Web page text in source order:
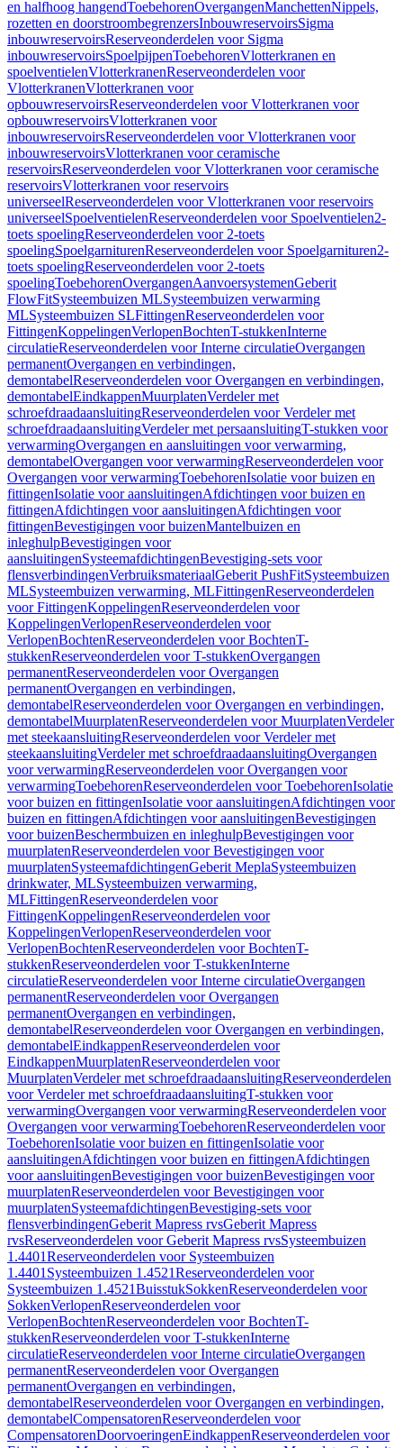
en halfhoog hangendToebehorenOvergangenManchettenNippels,
rozetten en doorstroombegrenzersInbouwreservoirsSigma
inbouwreservoirsReserveonderdelen voor Sigma
inbouwreservoirsSpoelpijpenToebehorenVlotterkranen en
spoelventielenVlotterkranenReserveonderdelen voor
VlotterkranenVlotterkranen voor
opbouwreservoirsReserveonderdelen voor Vlotterkranen voor
opbouwreservoirsVlotterkranen voor
inbouwreservoirsReserveonderdelen voor Vlotterkranen voor
inbouwreservoirsVlotterkranen voor ceramische
reservoirsReserveonderdelen voor Vlotterkranen voor ceramische
reservoirsVlotterkranen voor reservoirs
universeelReserveonderdelen voor Vlotterkranen voor reservoirs
universeelSpoelventielenReserveonderdelen voor Spoelventielen2-
toets spoelingReserveonderdelen voor 2-toets
spoelingSpoelgarniturenReserveonderdelen voor Spoelgarnituren2-
toets spoelingReserveonderdelen voor 2-toets
spoelingToebehorenOvergangenAanvoersystemenGeberit
FlowFitSysteembuizen MLSysteembuizen verwarming
MLSysteembuizen SLFittingenReserveonderdelen voor
FittingenKoppelingenVerlopenBochtenT-stukkenInterne
circulatieReserveonderdelen voor Interne circulatieOvergangen
permanentOvergangen en verbindingen,
demontabelReserveonderdelen voor Overgangen en verbindingen,
demontabelEindkappenMuurplatenVerdeler met
schroefdraadaansluitingReserveonderdelen voor Verdeler met
schroefdraadaansluitingVerdeler met persaansluitingT-stukken voor
verwarmingOvergangen en aansluitingen voor verwarming,
demontabelOvergangen voor verwarmingReserveonderdelen voor
Overgangen voor verwarmingToebehorenIsolatie voor buizen en
fittingenIsolatie voor aansluitingenAfdichtingen voor buizen en
fittingenAfdichtingen voor aansluitingenAfdichtingen voor
fittingenBevestigingen voor buizenMantelbuizen en
inleghulpBevestigingen voor
aansluitingenSysteemafdichtingenBevestiging-sets voor
flensverbindingenVerbruiksmateriaalGeberit PushFitSysteembuizen
MLSysteembuizen verwarming, MLFittingenReserveonderdelen
voor FittingenKoppelingenReserveonderdelen voor
KoppelingenVerlopenReserveonderdelen voor
VerlopenBochtenReserveonderdelen voor BochtenT-
stukkenReserveonderdelen voor T-stukkenOvergangen
permanentReserveonderdelen voor Overgangen
permanentOvergangen en verbindingen,
demontabelReserveonderdelen voor Overgangen en verbindingen,
demontabelMuurplatenReserveonderdelen voor MuurplatenVerdeler
met steekaansluitingReserveonderdelen voor Verdeler met
steekaansluitingVerdeler met schroefdraadaansluitingOvergangen
voor verwarmingReserveonderdelen voor Overgangen voor
verwarmingToebehorenReserveonderdelen voor ToebehorenIsolatie
voor buizen en fittingenIsolatie voor aansluitingenAfdichtingen voor
buizen en fittingenAfdichtingen voor aansluitingenBevestigingen
voor buizenBeschermbuizen en inleghulpBevestigingen voor
muurplatenReserveonderdelen voor Bevestigingen voor
muurplatenSysteemafdichtingenGeberit MeplaSysteembuizen
drinkwater, MLSysteembuizen verwarming,
MLFittingenReserveonderdelen voor
FittingenKoppelingenReserveonderdelen voor
KoppelingenVerlopenReserveonderdelen voor
VerlopenBochtenReserveonderdelen voor BochtenT-
stukkenReserveonderdelen voor T-stukkenInterne
circulatieReserveonderdelen voor Interne circulatieOvergangen
permanentReserveonderdelen voor Overgangen
permanentOvergangen en verbindingen,
demontabelReserveonderdelen voor Overgangen en verbindingen,
demontabelEindkappenReserveonderdelen voor
EindkappenMuurplatenReserveonderdelen voor
MuurplatenVerdeler met schroefdraadaansluitingReserveonderdelen
voor Verdeler met schroefdraadaansluitingT-stukken voor
verwarmingOvergangen voor verwarmingReserveonderdelen voor
Overgangen voor verwarmingToebehorenReserveonderdelen voor
ToebehorenIsolatie voor buizen en fittingenIsolatie voor
aansluitingenAfdichtingen voor buizen en fittingenAfdichtingen
voor aansluitingenBevestigingen voor buizenBevestigingen voor
muurplatenReserveonderdelen voor Bevestigingen voor
muurplatenSysteemafdichtingenBevestiging-sets voor
flensverbindingenGeberit Mapress rvsGeberit Mapress
rvsReserveonderdelen voor Geberit Mapress rvsSysteembuizen
1.4401Reserveonderdelen voor Systeembuizen
1.4401 Systeembuizen 1.4521Reserveonderdelen voor
Systeembuizen 1.4521BuisstukSokkenReserveonderdelen voor
SokkenVerlopenReserveonderdelen voor
VerlopenBochtenReserveonderdelen voor BochtenT-
stukkenReserveonderdelen voor T-stukkenInterne
circulatieReserveonderdelen voor Interne circulatieOvergangen
permanentReserveonderdelen voor Overgangen
permanentOvergangen en verbindingen,
demontabelReserveonderdelen voor Overgangen en verbindingen,
demontabelCompensatorenReserveonderdelen voor
CompensatorenDoorvoeringenEindkappenReserveonderdelen voor